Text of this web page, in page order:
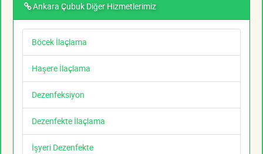
Ankara Çubuk Diğer Hizmetlerimiz
Böcek İlaçlama
Haşere İlaçlama
Dezenfeksiyon
Dezenfekte İlaçlama
İşyeri Dezenfekte